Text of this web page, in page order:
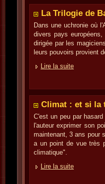
La Trilogie de
Dans une uchronie où
divers pays
dirigée par les
leurs pouvoirs provient
Lire la suite
Climat : et si la
C'est un peu par
l'auteur exprimer son
maintenant, 3 ans pour
a un point de vue très
climatique".
Lire la suite